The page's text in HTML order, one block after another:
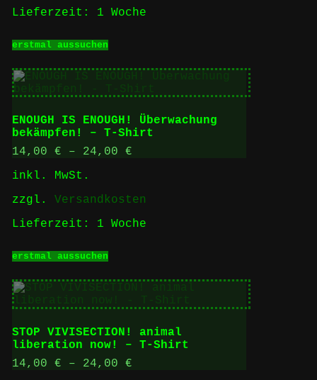
Lieferzeit: 1 Woche
erstmal aussuchenProdukt
mehrere
Varianten
auf.
Die
Optionen
können
auf
werden
ENOUGH IS ENOUGH! Überwachung
bekämpfen! – T-Shirt
14,00 € – 24,00 €
inkl. MwSt.
zzgl. Versandkosten
Lieferzeit: 1 Woche
erstmal aussuchenProdukt
mehrere
Varianten
auf.
Optionen
können
auf
STOP VIVISECTION! animal
liberation now! – T-Shirt
14,00 € – 24,00 €